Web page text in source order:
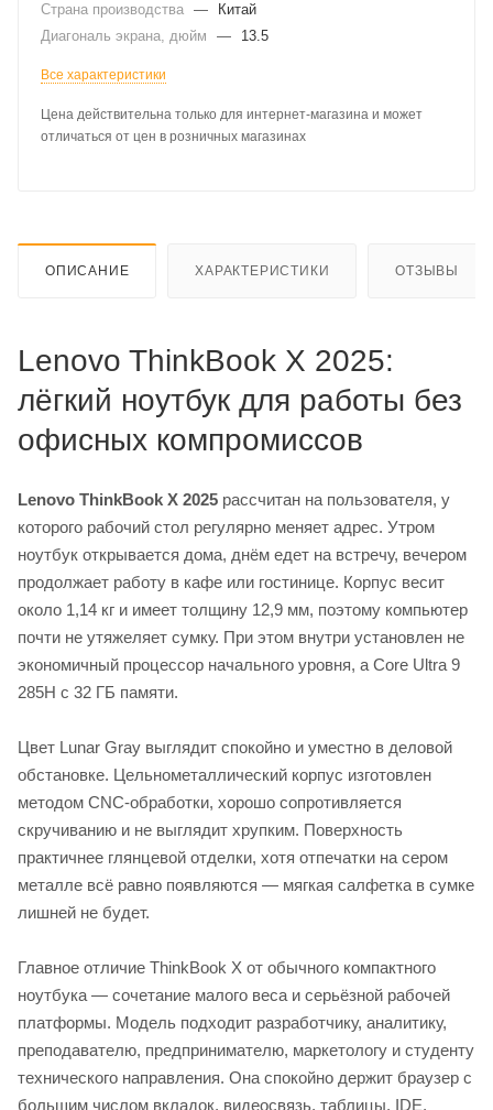
Страна производства —
Китай
Диагональ экрана, дюйм
— 13.5
Все характеристики
Цена действительна только для интернет-магазина и может
отличаться от цен в розничных магазинах
ОПИСАНИЕ ХАРАКТЕРИСТИКИ ОТЗЫВЫ
Lenovo ThinkBook X 2025:
лёгкий ноутбук для работы без
офисных компромиссов
Lenovo ThinkBook X 2025 рассчитан на пользователя, у
которого рабочий стол регулярно меняет адрес. Утром
ноутбук открывается дома, днём едет на встречу, вечером
продолжает работу в кафе или гостинице. Корпус весит
около 1,14 кг и имеет толщину 12,9 мм, поэтому компьютер
почти не утяжеляет сумку. При этом внутри установлен не
экономичный процессор начального уровня, а Core Ultra 9
285H с 32 ГБ памяти.
Цвет Lunar Gray выглядит спокойно и уместно в деловой
обстановке. Цельнометаллический корпус изготовлен
методом CNC-обработки, хорошо сопротивляется
скручиванию и не выглядит хрупким. Поверхность
практичнее глянцевой отделки, хотя отпечатки на сером
металле всё равно появляются — мягкая салфетка в сумке
лишней не будет.
Главное отличие ThinkBook X от обычного компактного
ноутбука — сочетание малого веса и серьёзной рабочей
платформы. Модель подходит разработчику, аналитику,
преподавателю, предпринимателю, маркетологу и студенту
технического направления. Она спокойно держит браузер с
большим числом вкладок, видеосвязь, таблицы, IDE,